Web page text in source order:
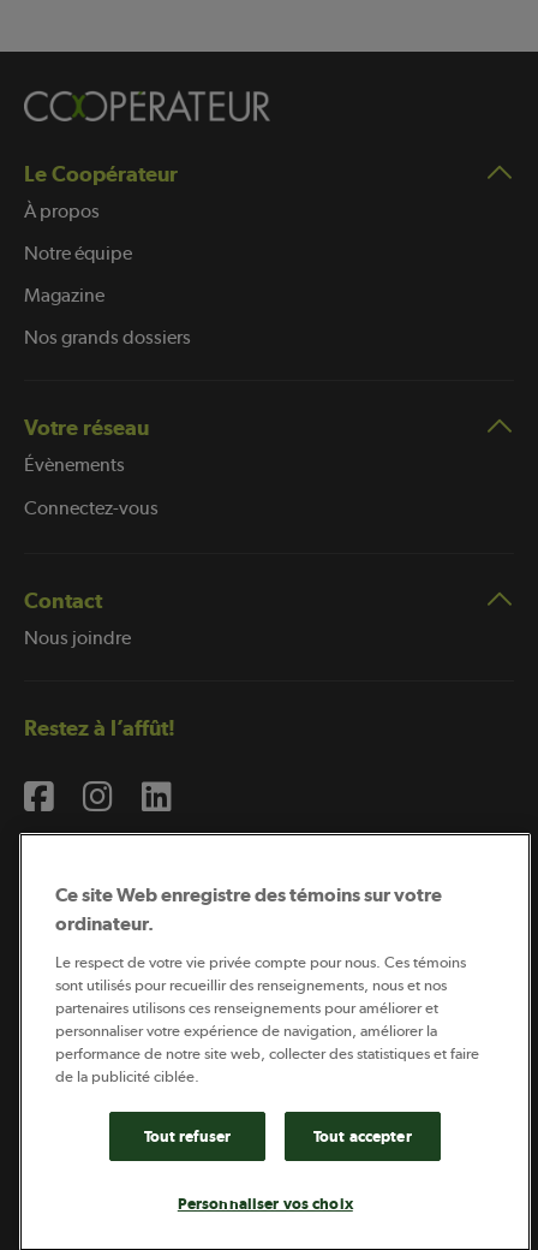
Le Coopérateur
À propos
Notre équipe
Magazine
Nos grands dossiers
Votre réseau
Évènements
Connectez-vous
Contact
Nous joindre
Restez à l’affût!
Coopérateur est publié par Sollio Groupe Coopératif.
Il est l’outil d’information de la coopération agricole
québécoise.
Ce site Web enregistre des témoins sur votre
ordinateur.
Le respect de votre vie privée compte pour nous. Ces témoins
sont utilisés pour recueillir des renseignements, nous et nos
partenaires utilisons ces renseignements pour améliorer et
personnaliser votre expérience de navigation, améliorer la
performance de notre site web, collecter des statistiques et faire
de la publicité ciblée.
Tout refuser Tout accepter
Personnaliser vos choix